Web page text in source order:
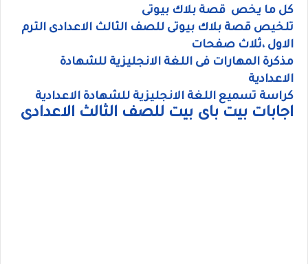
كل ما يخص قصة بلاك بيوتى
تلخيص قصة بلاك بيوتى للصف الثالث الاعدادى الترم
الاول ،ثلاث صفحات
مذكرة المهارات فى اللغة الانجليزية للشهادة
الاعدادية
كراسة تسميع اللغة الانجليزية للشهادة الاعدادية
اجابات بيت باى بيت للصف الثالث الاعدادى